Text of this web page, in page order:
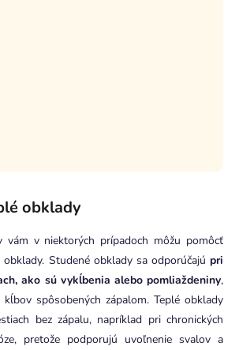
obklady
vám v niektorých prípadoch môžu pomôcť
Studené obklady sa odporúčajú pri
ako sú vykĺbenia alebo pomliaždeniny,
spôsobených zápalom. Teplé obklady
bez zápalu, napríklad pri chronických
pretože podporujú uvoľnenie svalov a